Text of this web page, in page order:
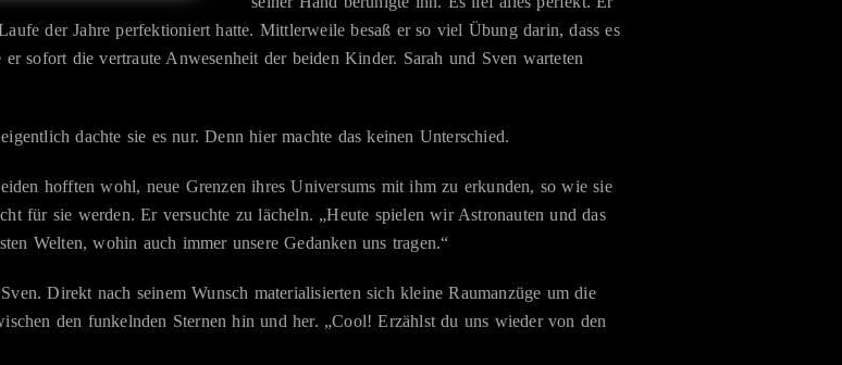
der Jahre perfektioniert hatte. Mittlerweile besaß er so viel Übung darin, dass es
sofort die vertraute Anwesenheit der beiden Kinder. Sarah und Sven warteten
dachte sie es nur. Denn hier machte das keinen Unterschied.
hofften wohl, neue Grenzen ihres Universums mit ihm zu erkunden, so wie sie
für sie werden. Er versuchte zu lächeln. „Heute spielen wir Astronauten und das
Welten, wohin auch immer unsere Gedanken uns tragen.“
Direkt nach seinem Wunsch materialisierten sich kleine Raumanzüge um die
den funkelnden Sternen hin und her. „Cool! Erzählst du uns wieder von den